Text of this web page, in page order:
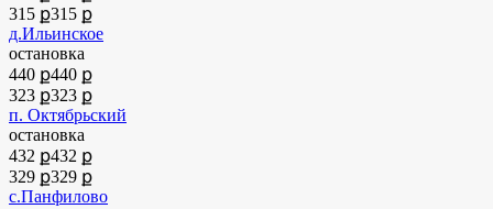
315 ք315 ք
д.Ильинское
остановка
440 ք440 ք
323 ք323 ք
п. Октябрьский
остановка
432 ք432 ք
329 ք329 ք
с.Панфилово